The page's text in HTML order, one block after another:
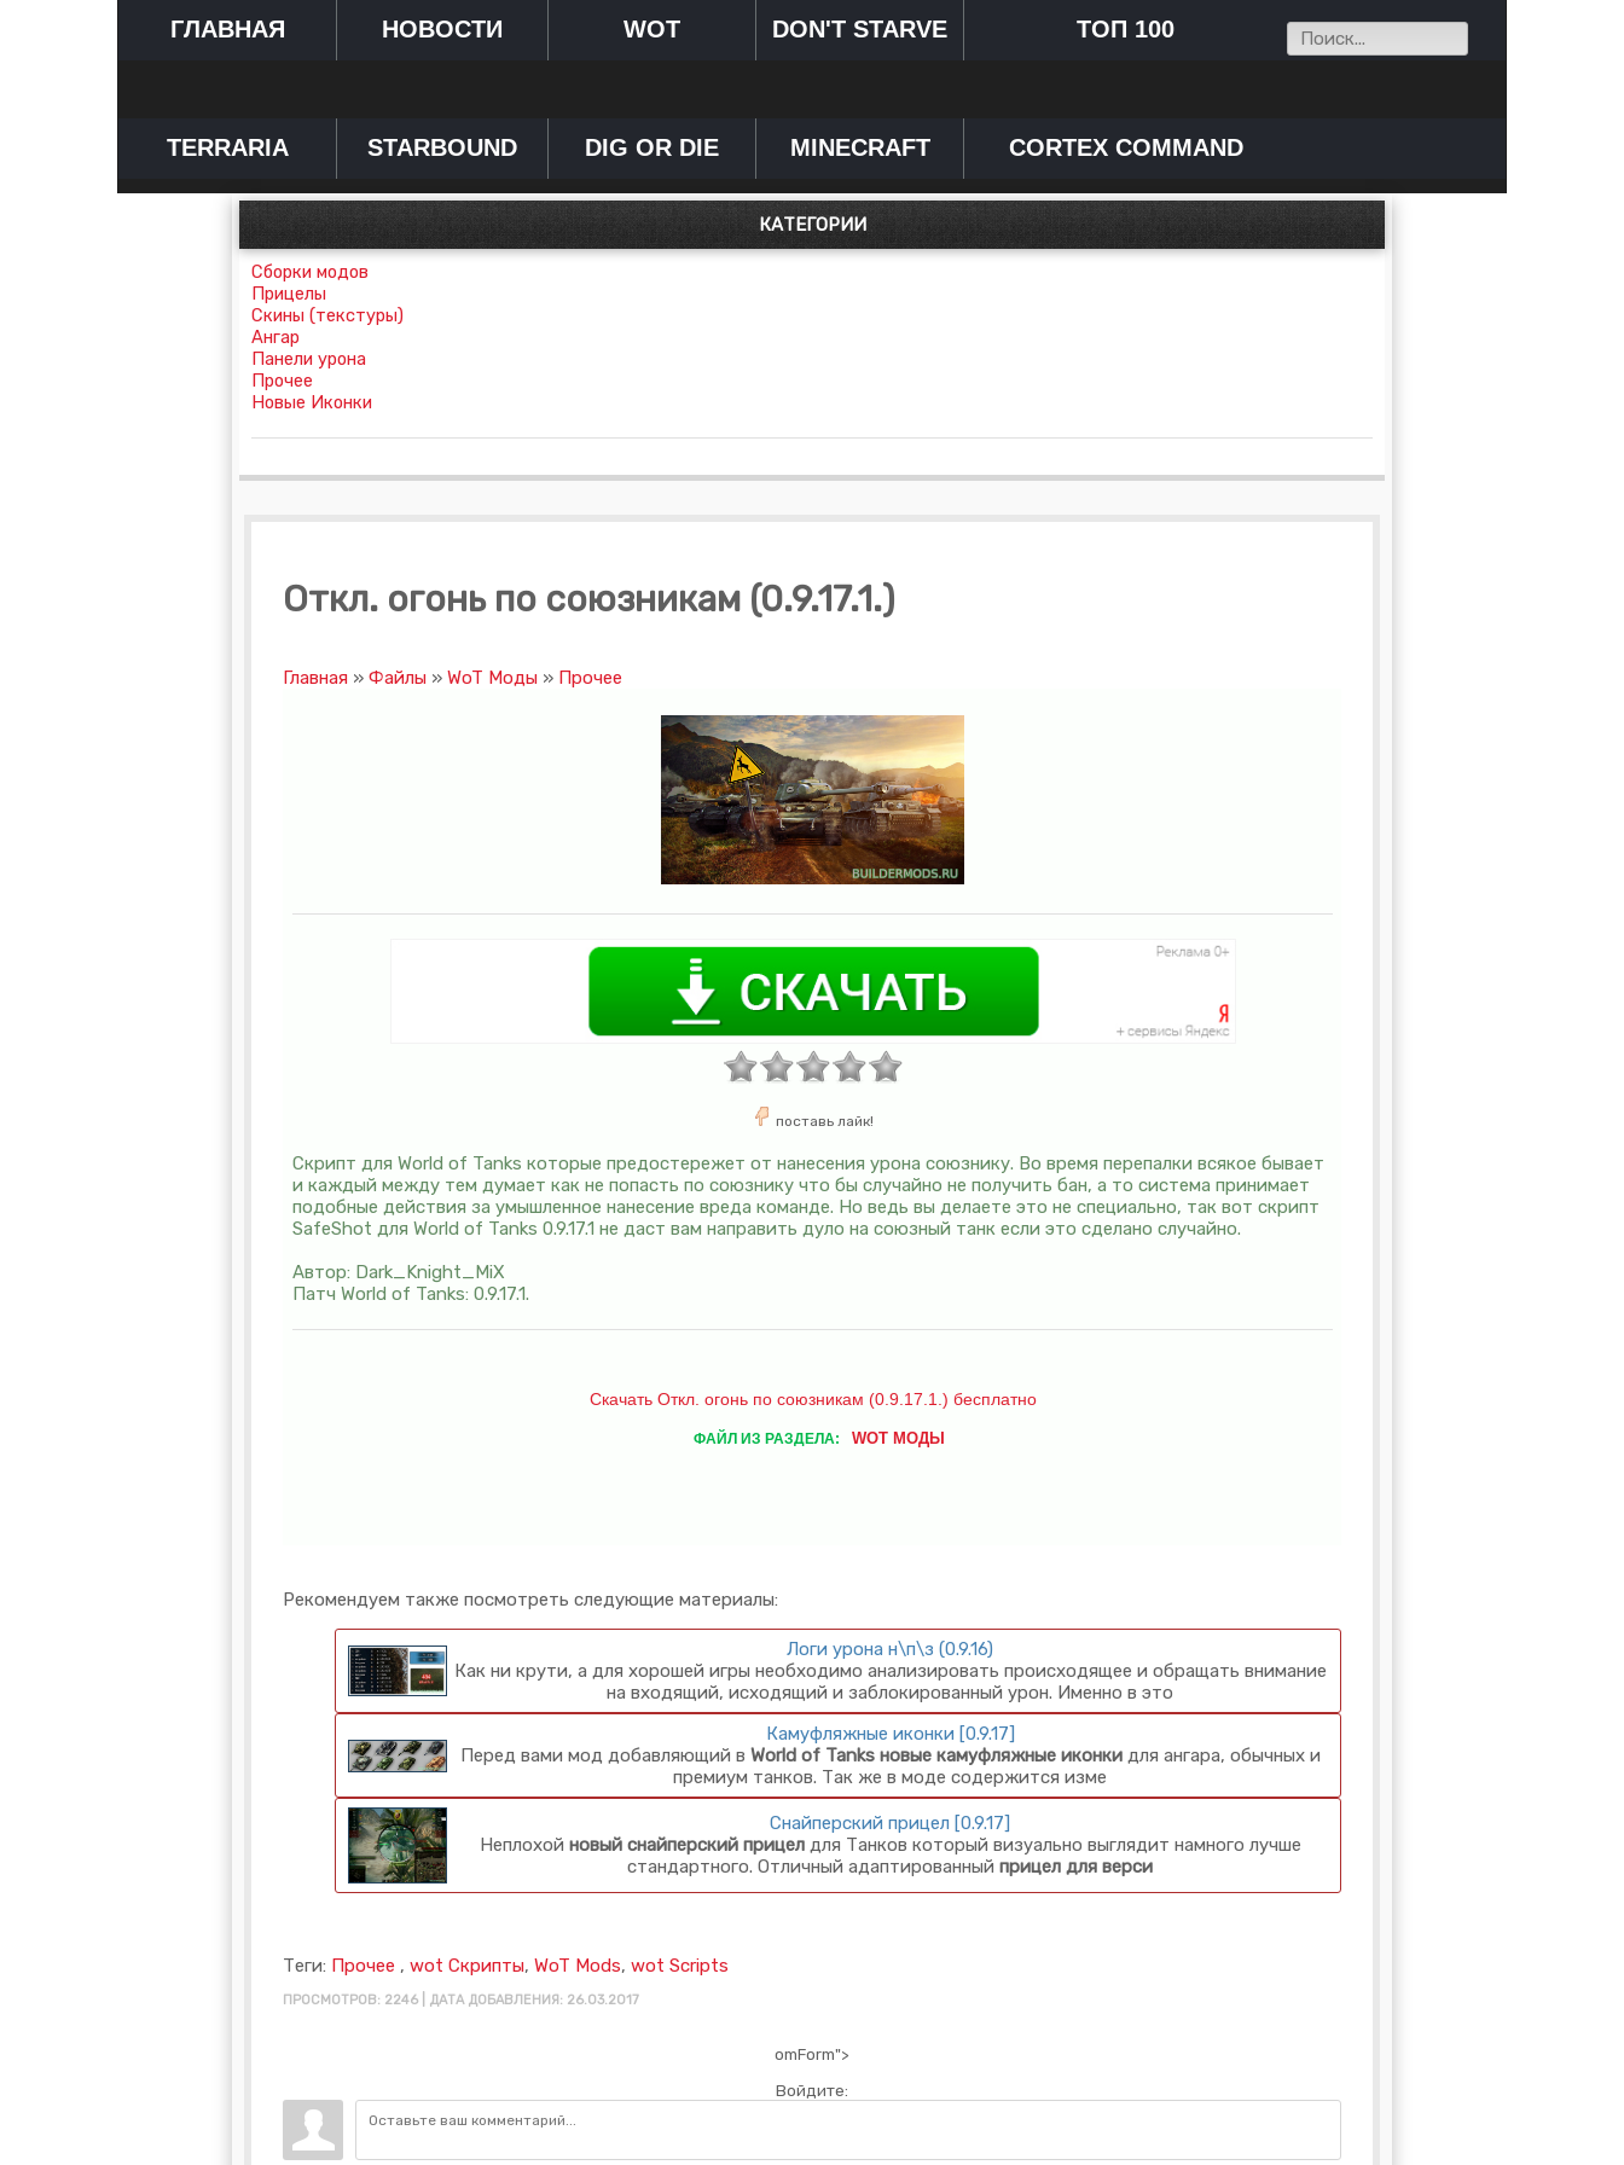
ГЛАВНАЯ НОВОСТИ WOT DON'T STARVE ТОП 100
TERRARIA STARBOUND DIG OR DIE MINECRAFT CORTEX COMMAND
КАТЕГОРИИ
Сборки модов
Прицелы
Скины (текстуры)
Ангар
Панели урона
Прочее
Новые Иконки
Откл. огонь по союзникам (0.9.17.1.)
Главная » Файлы » WoT Моды » Прочее
поставь лайк!
Скрипт для World of Tanks которые предостережет от нанесения урона союзнику. Во время перепалки всякое бывает
и каждый между тем думает как не попасть по союзнику что бы случайно не получить бан, а то система принимает
подобные действия за умышленное нанесение вреда команде. Но ведь вы делаете это не специально, так вот скрипт
SafeShot для World of Tanks 0.9.17.1 не даст вам направить дуло на союзный танк если это сделано случайно.
Автор: Dark_Knight_MiX
Патч World of Tanks: 0.9.17.1.
Скачать Откл. огонь по союзникам (0.9.17.1.) бесплатно
ФАЙЛ ИЗ РАЗДЕЛА: WOT МОДЫ
Рекомендуем также посмотреть следующие материалы:
Логи урона н\п\з (0.9.16)
Как ни крути, а для хорошей игры необходимо анализировать происходящее и обращать внимание
на входящий, исходящий и заблокированный урон. Именно в это
Камуфляжные иконки [0.9.17]
Перед вами мод добавляющий в World of Tanks новые камуфляжные иконкидля ангара, обычных и
премиум танков. Так же в моде содержится изме
Снайперский прицел [0.9.17]
Неплохой новый снайперский прицелдля Танков который визуально выглядит намного лучше
стандартного. Отличный адаптированный прицел для верси
Теги: Прочее , wot Скрипты, WoT Mods, wot Scripts
ПРОСМОТРОВ: 2246 | ДАТА ДОБАВЛЕНИЯ: 26.03.2017
omForm">
Войдите: